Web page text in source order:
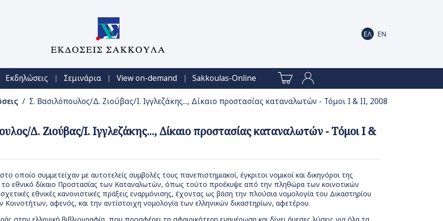
Εκδηλώσεις | Σεμινάρια | View on-demand | Sakkoulas-Online
/ Σ. Βασιλόπουλος/Δ. Ζιούβας/Ι. Ιγγλεζάκης..., Δίκαιο προστασίας καταναλωτών - Τόμοι Ι & ΙΙ, 2008
Δ. Ζιούβας/Ι. Ιγγλεζάκης..., Δίκαιο προστασίας καταναλωτών - Τόμοι Ι &
οποίο συμμετείχαν με αυτοτελείς συμβολές τους πανεπιστημιακοί, έγκριτοι νομικοί και δικηγόροι της
το εθνικό δίκαιο Προστασίας των Καταναλωτών, όπως τούτο προέκυψε από την πληθώρα των κοινοτικών
εθνικές κανονιστικές πράξεις εναρμόνισης, έχοντας ως βάση την πλούσια νομολογία του Δικαστηρίου
αφενός, και την αντίστοιχη νομολογία των ελληνικών δικαστηρίων, αφετέρου.